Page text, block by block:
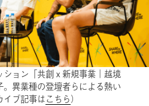
ョン「共創ｘ新規事業｜越境
。異業種の登壇者らによる熱い
イブ記事はこちら）